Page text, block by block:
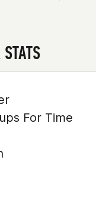
For Time